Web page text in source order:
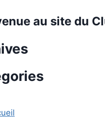
au site du